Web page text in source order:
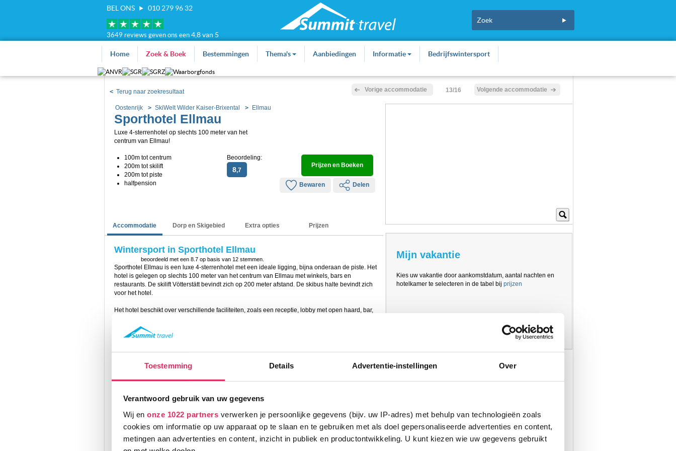
Toestemming Details Advertentie-instellingen Over
Verantwoord gebruik van uw gegevens
Wij en onze 1022 partners verwerken je persoonlijke gegevens (bijv. uw IP-adres) met behulp van technologieën zoals
cookies om informatie op uw apparaat op te slaan en te gebruiken met als doel gepersonaliseerde advertenties en content,
metingen aan advertenties en content, inzicht in publiek en productontwikkeling. U kunt kiezen wie uw gegevens gebruikt
BEL ONS 010 279 96 32
3649 reviews geven ons een 4,8 van 5
Home Zoek & Boek Bestemmingen Thema's Aanbiedingen Informatie Bedrijfswintersport
<Terug naar zoekresultaat Volgende accommodatie
13/16
Vorige accommodatie
Oostenrijk SkiWelt Wilder Kaiser-Brixental Ellmau
Sporthotel Ellmau
Luxe 4-sterrenhotel op slechts 100 meter van het
centrum van Ellmau!
100m tot centrum
200m tot skilift
200m tot piste
halfpension
Prijzen en Boeken
Bewaren Delen
Beoordeling:
8,7
Accommodatie Dorp en Skigebied Extra opties Prijzen
Wintersport in Sporthotel Ellmau
beoordeeld met een 8.7op basis van 12stemmen.
Sporthotel Ellmau is een luxe 4-sterrenhotel met een ideale ligging, bijna onderaan de piste. Het
hotel is gelegen op slechts 100 meter van het centrum van Ellmau met winkels, bars en
restaurants. De skilift Vötterstätt bevindt zich op 200 meter afstand. De skibus halte bevindt zich
voor het hotel.
Het hotel beschikt over verschillende faciliteiten, zoals een receptie, lobby met open haard, bar,
tafelvoetbaltafel. Voor het materiaal is er een skiberging met schoenendroger. Voor de kinderen
is er een speelkamer en kinder-opvang is mogelijk op aanvraag.
Na het skiën kan je ontspannen in de wellness van het hotel. Hier vind je een stoombad, sauna,
whirpool, relaxruimte, fitness en zwembad. Tegen betaling kan je gebruik maken van het
solarium of boek je een massage bij.
telefoon, tv, kluis en balkon. De badkamer beschikt over een bad en/of douche, toilet en föhn.
Summit Travel biedt de volgende kamers aan:
2-persoonskamer Ellmau (28m2)
2-persoonskamer Sonnenblume (40m2)
Het verblijf in Sporthotel Ellmau is op basis van halfpension. 's Ochtends staat er een uitgebreid
Mijn vakantie
Kies uw vakantie door aankomstdatum, aantal nachten en
hotelkamer te selecteren in de tabel bijprijzen